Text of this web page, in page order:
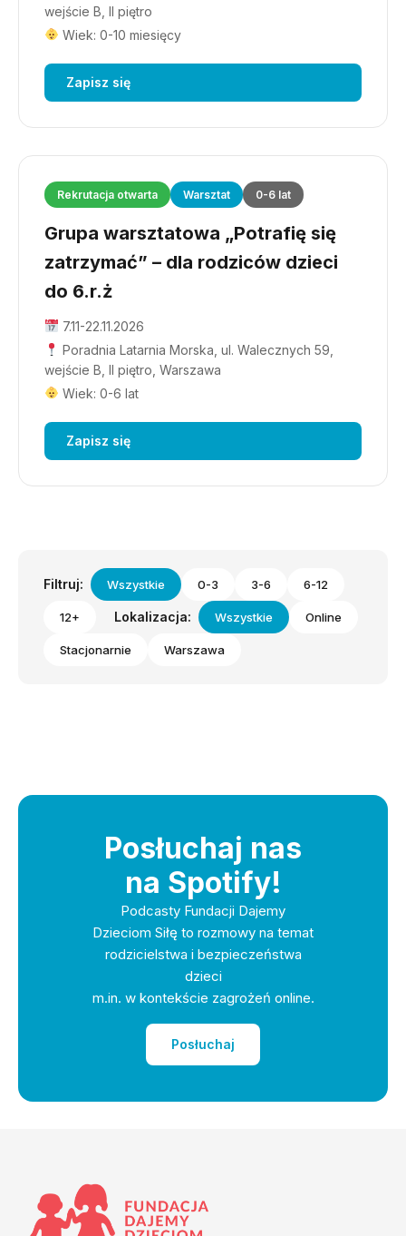
wejście B, II piętro
Wiek: 0-10 miesięcy
Zapisz się
Rekrutacja otwarta Warsztat 0-6 lat
Grupa warsztatowa „Potrafię się
zatrzymać” – dla rodziców dzieci
do 6.r.ż
7.11-22.11.2026
Poradnia Latarnia Morska, ul. Walecznych 59,
wejście B, II piętro, Warszawa
Wiek: 0-6 lat
Zapisz się
Filtruj: Wszystkie 0-3 3-6 6-12
12+ Lokalizacja: Wszystkie Online
Stacjonarnie Warszawa
Posłuchaj nas
na Spotify!
Podcasty Fundacji Dajemy
Dzieciom Siłę to rozmowy na temat
rodzicielstwa i bezpieczeństwa
dzieci
m.in. w kontekście zagrożeń online.
Posłuchaj